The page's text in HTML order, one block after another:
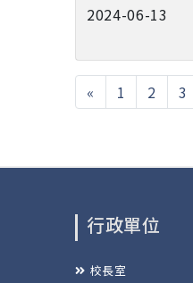
2024-06-13
« 1 2 3
行政單位
校長室